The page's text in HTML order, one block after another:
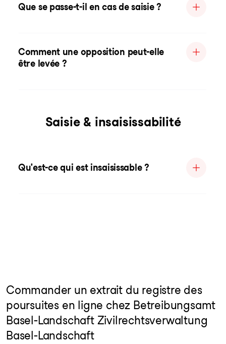
Que se passe-t-il en cas de saisie ?
Comment une opposition peut-elle
être levée ?
Saisie & insaisissabilité
Qu'est-ce qui est insaisissable ?
Commander un extrait du registre des
poursuites en ligne chez Betreibungsamt
Basel-Landschaft Zivilrechtsverwaltung
Basel-Landschaft